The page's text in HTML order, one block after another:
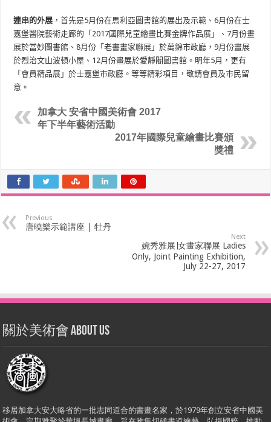
連串的外展 ，首先是5月份在馬利亞圖書館的展出及示範、6月份在士
嘉堡醫院藝術走廊的「2017國際兒童繪畫比賽金牌作品展」、 7月份畫
展於當妙圖書館、8月份「老書畫家聯展」於萬錦市政廳，9月份畫展
於烈治文山波頓小屋、 12 月份畫展於愛靜閣圖書館。 明年5月，更有
「會員精品展」於士嘉堡市政廳。等等精彩項目，敬請會員及市民留
意。
加拿大 安省中國美術會 2017
年下半年藝術活動
2017年國際兒童繪畫比賽頒
獎禮
Previous
唐曉樂示範講座 | 牡丹
Next
婉秀雅展∣女畫家聯展 Ladies
Only, Joint Painting Exhibition,
July 22-27, 2017
關於美術會 About Us
移居加拿大安大略省的一批志同道合的書畫名家，於1979年創立安省中國美